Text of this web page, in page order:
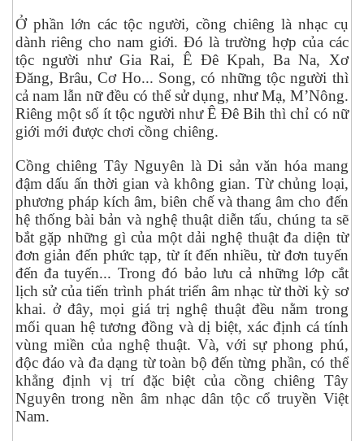
Ở phần lớn các tộc người, cồng chiêng là nhạc cụ
dành riêng cho nam giới. Đó là trường hợp của các
tộc người như Gia Rai, Ê Đê Kpah, Ba Na, Xơ
Đăng, Brâu, Cơ Ho... Song, có những tộc người thì
cả nam lẫn nữ đều có thể sử dụng, như Mạ, M’Nông.
Riêng một số ít tộc người như Ê Đê Bih thì chỉ có nữ
giới mới được chơi cồng chiêng.
Cồng chiêng Tây Nguyên là Di sản văn hóa mang
đậm dấu ấn thời gian và không gian. Từ chủng loại,
phương pháp kích âm, biên chế và thang âm cho đến
hệ thống bài bản và nghệ thuật diễn tấu, chúng ta sẽ
bắt gặp những gì của một dải nghệ thuật đa diện từ
đơn giản đến phức tạp, từ ít đến nhiều, từ đơn tuyến
đến đa tuyến... Trong đó bảo lưu cả những lớp cắt
lịch sử của tiến trình phát triển âm nhạc từ thời kỳ sơ
khai. ở đây, mọi giá trị nghệ thuật đều nằm trong
mối quan hệ tương đồng và dị biệt, xác định cá tính
vùng miền của nghệ thuật. Và, với sự phong phú,
độc đáo và đa dạng từ toàn bộ đến từng phần, có thể
khẳng định vị trí đặc biệt của cồng chiêng Tây
Nguyên trong nền âm nhạc dân tộc cổ truyền Việt
Nam.